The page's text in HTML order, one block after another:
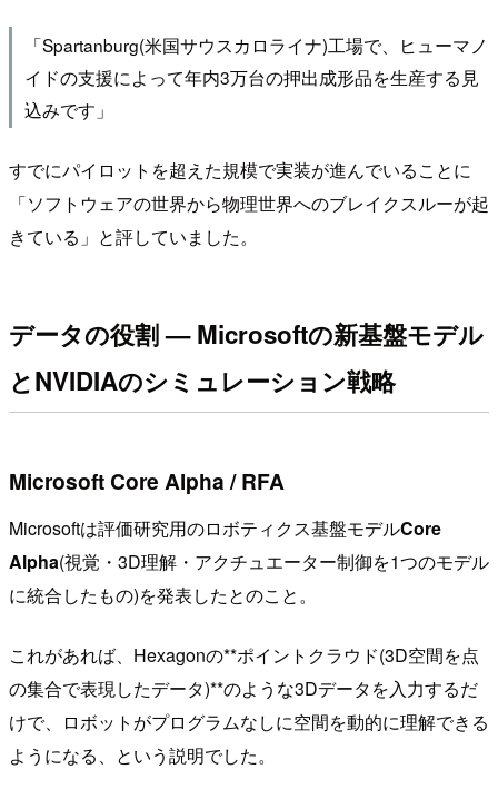
「Spartanburg(米国サウスカロライナ)工場で、ヒューマノ
イドの支援によって年内3万台の押出成形品を生産する見
込みです」
すでにパイロットを超えた規模で実装が進んでいることに
「ソフトウェアの世界から物理世界へのブレイクスルーが起
きている」と評していました。
データの役割 — Microsoftの新基盤モデル
とNVIDIAのシミュレーション戦略
Microsoft Core Alpha / RFA
Microsoftは評価研究用のロボティクス基盤モデルCore
Alpha(視覚・3D理解・アクチュエーター制御を1つのモデル
に統合したもの)を発表したとのこと。
これがあれば、Hexagonの**ポイントクラウド(3D空間を点
の集合で表現したデータ)**のような3Dデータを入力するだ
けで、ロボットがプログラムなしに空間を動的に理解できる
ようになる、という説明でした。